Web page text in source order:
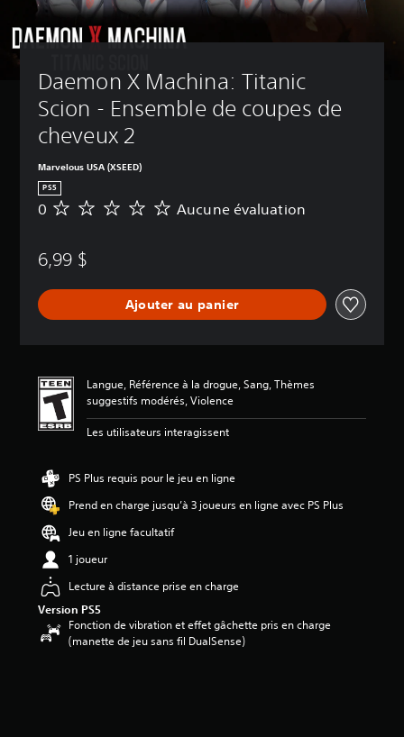
Daemon X Machina: Titanic
Scion - Ensemble de coupes de
cheveux 2
Marvelous USA (XSEED)
PS5
A
u
e
é
a
i
0 Aucune évaluation
6,99 $
Ajouter au panier
Langue, Référence à la drogue, Sang, Thèmes
suggestifs modérés, Violence
Les utilisateurs interagissent
PS Plus requis pour le jeu en ligne
Prend en charge jusqu’à 3 joueurs en ligne avec PS Plus
Jeu en ligne facultatif
1 joueur
Lecture à distance prise en charge
Version PS5
Fonction de vibration et effet gâchette pris en charge
(manette de jeu sans fil DualSense)